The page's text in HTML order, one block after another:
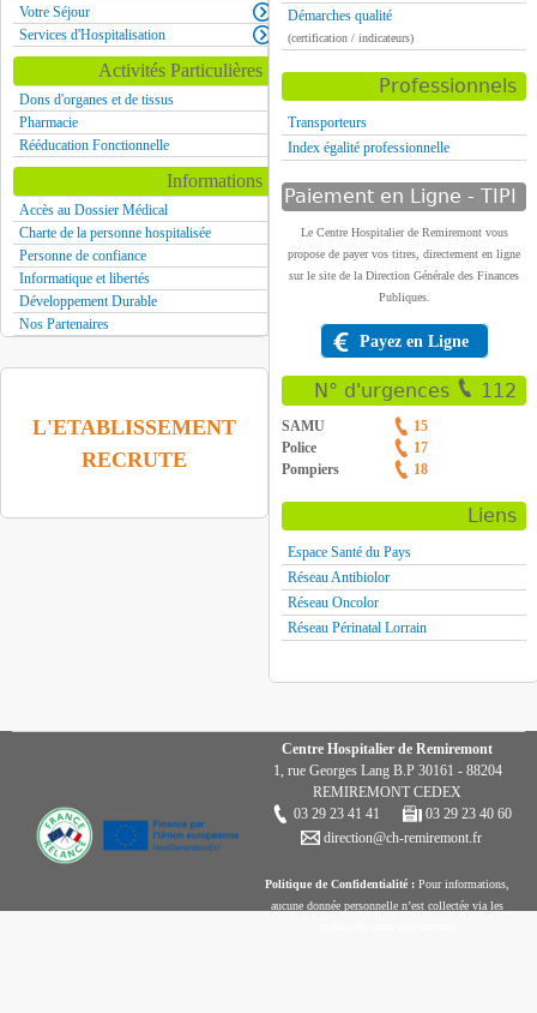
Votre Séjour
Services d'Hospitalisation
Activités Particulières
Dons d'organes et de tissus
Pharmacie
Rééducation Fonctionnelle
Informations
Accès au Dossier Médical
Charte de la personne hospitalisée
Personne de confiance
Informatique et libertés
Développement Durable
Nos Partenaires
L'ETABLISSEMENT
RECRUTE
Démarches qualité
(certification / indicateurs)
Professionnels
Transporteurs
Index égalité professionnelle
Paiement en Ligne - TIPI
Le Centre Hospitalier de Remiremont vous
propose de payer vos titres, directement en ligne
sur le site de la Direction Générale des Finances
Publiques.
Payez en Ligne
N° d'urgences 112
SAMU
15
Police
17
Pompiers
18
Liens
Espace Santé du Pays
Réseau Antibiolor
Réseau Oncolor
Réseau Périnatal Lorrain
Centre Hospitalier de Remiremont
1, rue Georges Lang B.P 30161 - 88204
REMIREMONT CEDEX
03 29 23 41 41
03 29 23 40 60
direction@ch-remiremont.fr
Politique de Confidentialité : Pour informations,
aucune donnée personnelle n’est collectée via les